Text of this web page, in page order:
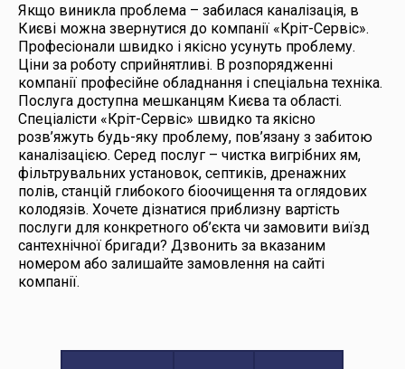
Якщо виникла проблема – забилася каналізація, в
Києві можна звернутися до компанії «Кріт-Сервіс».
Професіонали швидко і якісно усунуть проблему.
Ціни за роботу сприйнятливі. В розпорядженні
компанії професійне обладнання і спеціальна техніка.
Послуга доступна мешканцям Києва та області.
Спеціалісти «Кріт-Сервіс» швидко та якісно
розв’яжуть будь-яку проблему, пов’язану з забитою
каналізацією. Серед послуг – чистка вигрібних ям,
фільтрувальних установок, септиків, дренажних
полів, станцій глибокого біоочищення та оглядових
колодязів. Хочете дізнатися приблизну вартість
послуги для конкретного об’єкта чи замовити виїзд
сантехнічної бригади? Дзвонить за вказаним
номером або залишайте замовлення на сайті
компанії.